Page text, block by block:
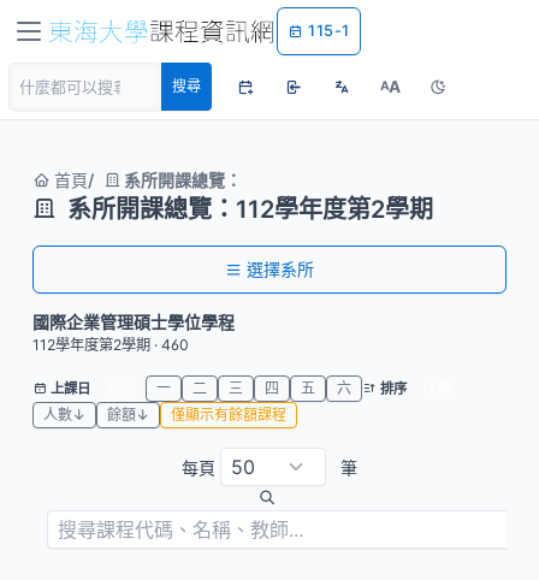
115-1
搜尋 AA
首頁 系所開課總覽：
系所開課總覽：112學年度第2學期
選擇系所
國際企業管理碩士學位學程
112學年度第2學期 · 460
上課日 一 二 三 四 五 六 排序
人數↓
餘額↓ 僅顯示有餘額課程
每頁 筆